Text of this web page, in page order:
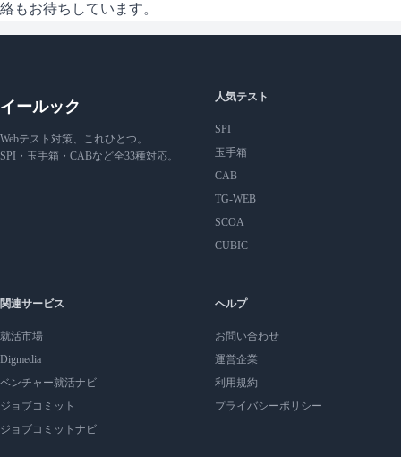
絡もお待ちしています。
イールック
Webテスト対策、これひとつ。
SPI・玉手箱・CABなど全33種対応。
人気テスト
SPI
玉手箱
CAB
TG-WEB
SCOA
CUBIC
関連サービス
就活市場
Digmedia
ベンチャー就活ナビ
ジョブコミット
ジョブコミットナビ
ヘルプ
お問い合わせ
運営企業
利用規約
プライバシーポリシー